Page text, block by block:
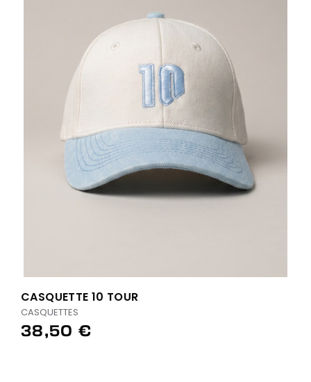
CASQUETTE 10 TOUR
CASQUETTES
38,50 €